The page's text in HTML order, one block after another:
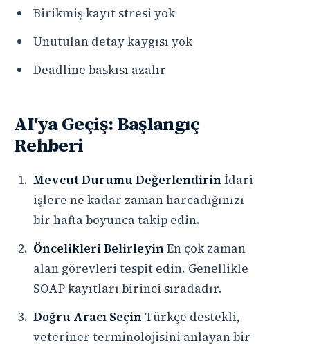
Birikmiş kayıt stresi yok
Unutulan detay kaygısı yok
Deadline baskısı azalır
AI'ya Geçiş: Başlangıç
Rehberi
Mevcut Durumu Değerlendirinİdari
işlere ne kadar zaman harcadığınızı
bir hafta boyunca takip edin.
Öncelikleri BelirleyinEn çok zaman
alan görevleri tespit edin. Genellikle
SOAP kayıtları birinci sıradadır.
Doğru Aracı Seçin Türkçe destekli,
veteriner terminolojisini anlayan bir